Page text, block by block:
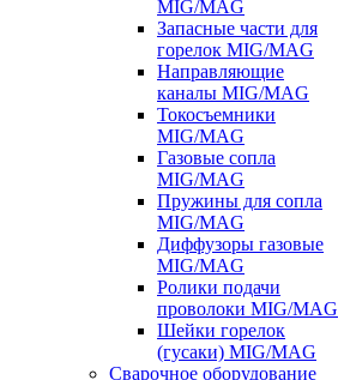
MIG/MAG
Запасные части для
горелок MIG/MAG
Направляющие
каналы MIG/MAG
Токосъемники
MIG/MAG
Газовые сопла
MIG/MAG
Пружины для сопла
MIG/MAG
Диффузоры газовые
MIG/MAG
Ролики подачи
проволоки MIG/MAG
Шейки горелок
(гусаки) MIG/MAG
Сварочное оборудование